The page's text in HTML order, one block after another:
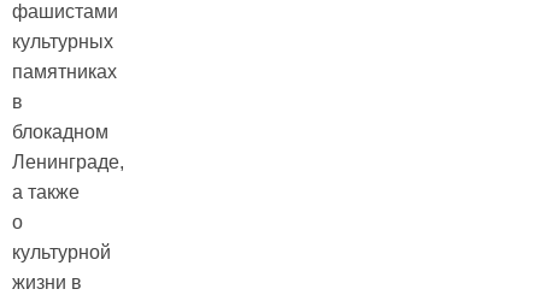
фашистами
культурных
памятниках
в
блокадном
Ленинграде,
а также
о
культурной
жизни в